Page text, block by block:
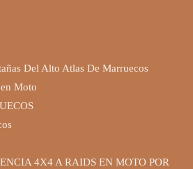
Del Alto Atlas De Marruecos
Moto
4X4 A RAIDS EN MOTO POR